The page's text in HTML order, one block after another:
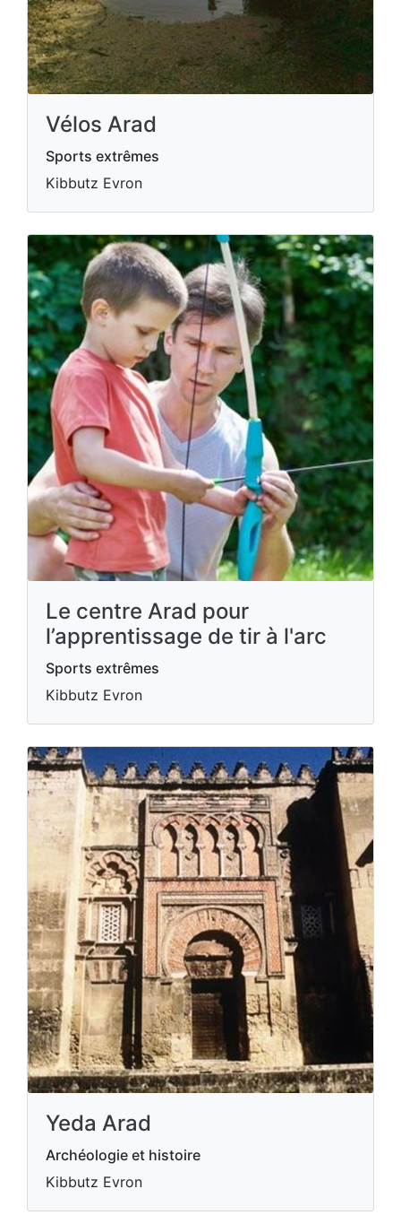
Vélos Arad
Sports extrêmes
Kibbutz Evron
Le centre Arad pour
l’apprentissage de tir à l'arc
Sports extrêmes
Kibbutz Evron
Yeda Arad
Archéologie et histoire
Kibbutz Evron